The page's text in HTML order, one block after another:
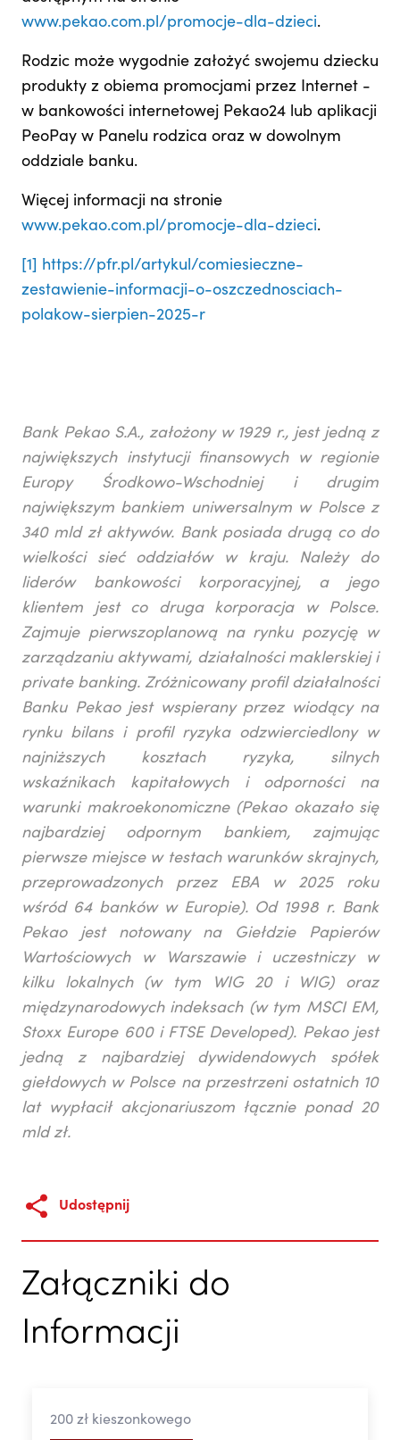
www.pekao.com.pl/promocje-dla-dzieci.
Rodzic może wygodnie założyć swojemu dziecku
produkty z obiema promocjami przez Internet -
w bankowości internetowej Pekao24 lub aplikacji
PeoPay w Panelu rodzica oraz w dowolnym
oddziale banku.
Więcej informacji na stronie
www.pekao.com.pl/promocje-dla-dzieci.
[1]
https://pfr.pl/artykul/comiesieczne-
zestawienie-informacji-o-oszczednosciach-
polakow-sierpien-2025-r
Bank Pekao S.A., założony w 1929 r., jest jedną z
największych instytucji finansowych w regionie
Europy Środkowo-Wschodniej i drugim
największym bankiem uniwersalnym w Polsce z
340 mld zł aktywów. Bank posiada drugą co do
wielkości sieć oddziałów w kraju. Należy do
liderów bankowości korporacyjnej, a jego
klientem jest co druga korporacja w Polsce.
Zajmuje pierwszoplanową na rynku pozycję w
zarządzaniu aktywami, działalności maklerskiej i
private banking. Zróżnicowany profil działalności
Banku Pekao jest wspierany przez wiodący na
rynku bilans i profil ryzyka odzwierciedlony w
najniższych kosztach ryzyka, silnych
wskaźnikach kapitałowych i odporności na
warunki makroekonomiczne (Pekao okazało się
najbardziej odpornym bankiem, zajmując
pierwsze miejsce w testach warunków skrajnych,
przeprowadzonych przez EBA w 2025 roku
wśród 64 banków w Europie). Od 1998 r. Bank
Pekao jest notowany na Giełdzie Papierów
Wartościowych w Warszawie i uczestniczy w
kilku lokalnych (w tym WIG 20 i WIG) oraz
międzynarodowych indeksach (w tym MSCI EM,
Stoxx Europe 600 i FTSE Developed). Pekao jest
jedną z najbardziej dywidendowych spółek
giełdowych w Polsce na przestrzeni ostatnich 10
lat wypłacił akcjonariuszom łącznie ponad 20
mld zł.
Udostępnij
Załączniki do
Informacji
200 zł kieszonkowego